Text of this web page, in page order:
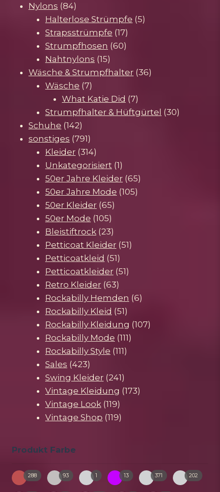
Nylons 8484
Produkte
Halterlose Strümpfe 55
Strapsstrümpfe 1717
Produkte
Strumpfhosen 6060
Nahtnylons 1515
Produkte
Wäsche & Strumpfhalter 3636
Wäsche 77
Produkte
What Katie Did 77
Produkte
Strumpfhalter & Hüftgürtel 3030
Schuhe 142142
Produkte
sonstiges 791791
Produkte
Kleider 314314
Produkte
Unkategorisiert 11
Produkt
50er Jahre Kleider 6565
50er Jahre Mode 105105
50er Kleider 6565
50er Mode 105105
Produkte
Bleistiftrock 2323
Produkte
Petticoat Kleider 5151
Petticoatkleid 5151
Produkte
Petticoatkleider 5151
Retro Kleider 6363
Produkte
Rockabilly Hemden 66
Rockabilly Kleid 5151
Produkte
Rockabilly Kleidung 107107
Rockabilly Mode 111111
Rockabilly Style 111111
Sales 423423
Produkte
Swing Kleider 241241
Produkte
Vintage Kleidung 173173
Vintage Look 119119
Produkte
Vintage Shop 119119
Produkt Farbe
bunt
288 creme
93
gruen-
2-
1 pink
13 schwarz
371 weiss
202